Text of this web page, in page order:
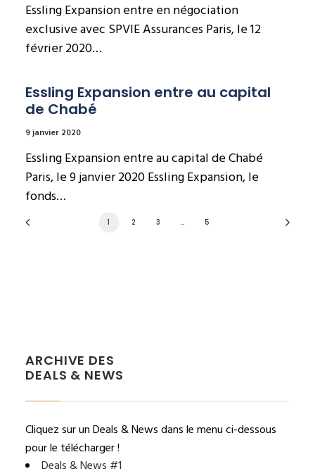
Essling Expansion entre en négociation
exclusive avec SPVIE Assurances Paris, le 12
février 2020…
Essling Expansion entre au capital
de Chabé
9 janvier 2020
Essling Expansion entre au capital de Chabé
Paris, le 9 janvier 2020 Essling Expansion, le
fonds…
1 2 3 … 5
ARCHIVE DES
DEALS & NEWS
Cliquez sur un Deals & News dans le menu ci-dessous
pour le télécharger !
Deals & News #1